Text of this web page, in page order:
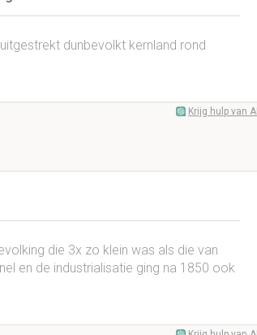
dunbevolkt kernland rond
Krijg hulp van AI
die 3x zo klein was als die van
en de industrialisatie ging na 1850 ook